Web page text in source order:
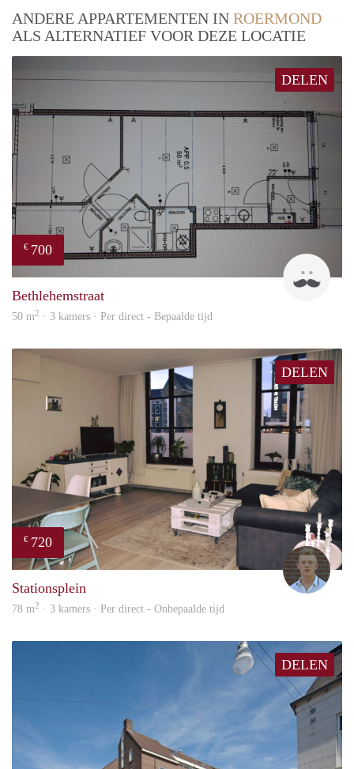
ANDERE APPARTEMENTEN IN ROERMOND
ALS ALTERNATIEF VOOR DEZE LOCATIE
DELEN
€ 700
Bethlehemstraat
50 m2 · 3 kamers · Per direct - Bepaalde tijd
DELEN
€ 720
Tom
Stationsplein
78 m2 · 3 kamers · Per direct - Onbepaalde tijd
DELEN